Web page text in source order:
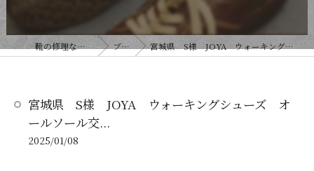
靴の修理ならいずみ靴店 ブログ 宮城県 S様 JOYA ウォーキングシューズ オールソール交...
宮城県 S様 JOYA ウォーキングシューズ オ
ールソール交...
2025/01/08